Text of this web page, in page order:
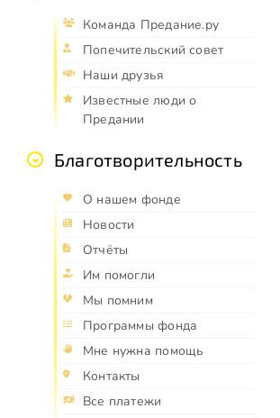
Команда Предание.ру
Попечительский совет
Наши друзья
Известные люди о
Предании
Благотворительность
О нашем фонде
Новости
Отчёты
Им помогли
Мы помним
Программы фонда
Мне нужна помощь
Контакты
Все платежи